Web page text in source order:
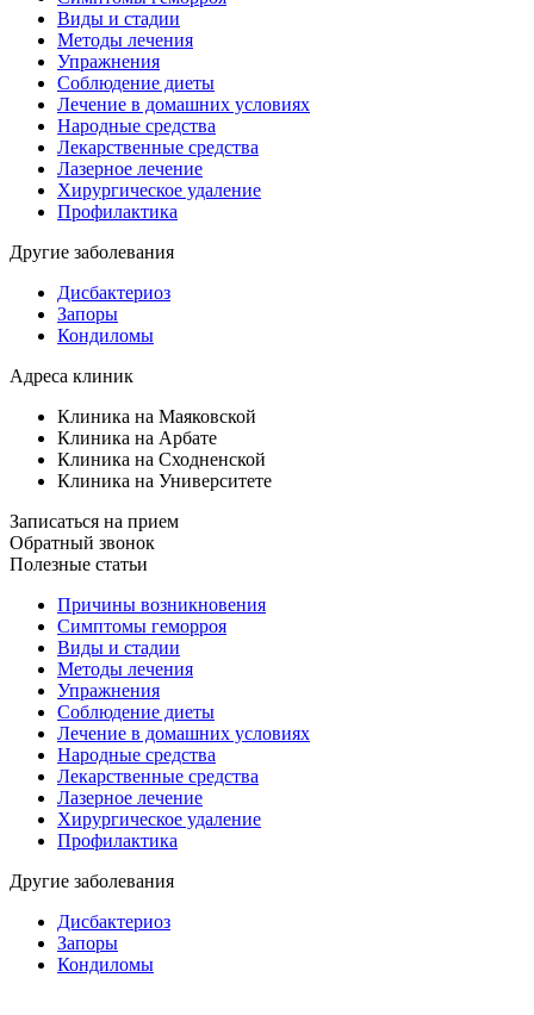
Виды и стадии
Методы лечения
Упражнения
Соблюдение диеты
Лечение в домашних условиях
Народные средства
Лекарственные средства
Лазерное лечение
Хирургическое удаление
Профилактика
Другие заболевания
Дисбактериоз
Запоры
Кондиломы
Адреса клиник
Клиника на Маяковской
Клиника на Арбате
Клиника на Сходненской
Клиника на Университете
Записаться на прием
Обратный звонок
Полезные статьи
Причины возникновения
Симптомы геморроя
Виды и стадии
Методы лечения
Упражнения
Соблюдение диеты
Лечение в домашних условиях
Народные средства
Лекарственные средства
Лазерное лечение
Хирургическое удаление
Профилактика
Другие заболевания
Дисбактериоз
Запоры
Кондиломы